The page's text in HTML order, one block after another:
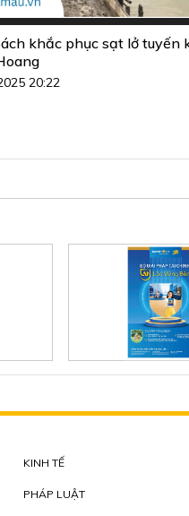
khắc phục sạt lở tuyến
20:22
KINH TẾ
PHÁP LUẬT